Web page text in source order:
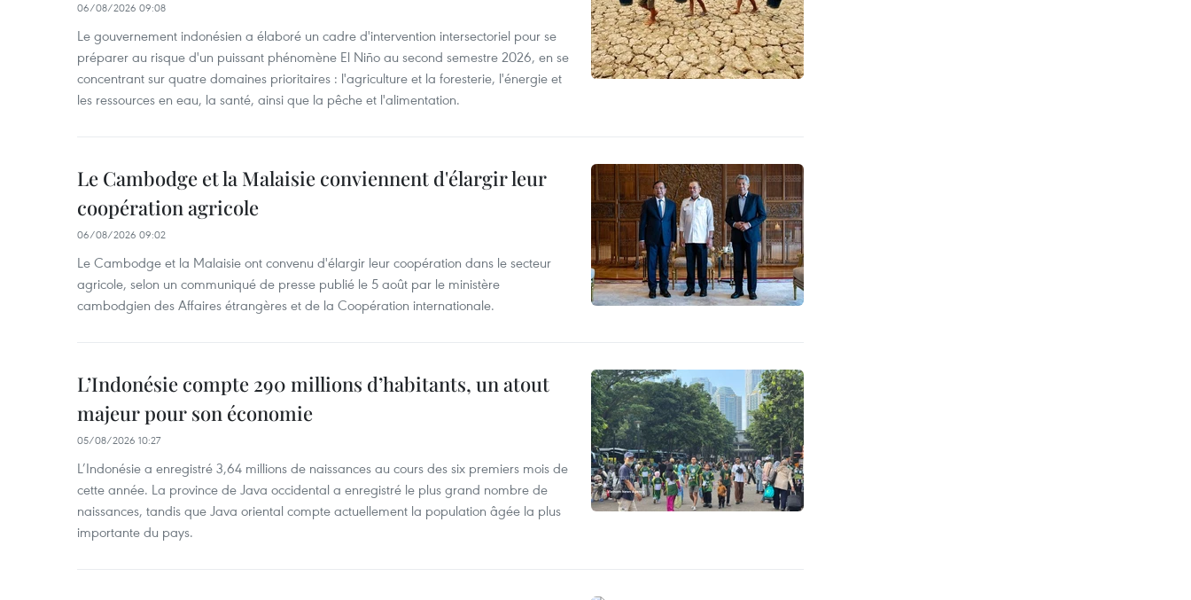
06/08/2026 09:08
Le gouvernement indonésien a élaboré un cadre d'intervention intersectoriel pour se
préparer au risque d'un puissant phénomène El Niño au second semestre 2026, en se
concentrant sur quatre domaines prioritaires : l'agriculture et la foresterie, l'énergie et
les ressources en eau, la santé, ainsi que la pêche et l'alimentation.
Le Cambodge et la Malaisie conviennent d'élargir leur
coopération agricole
06/08/2026 09:02
Le Cambodge et la Malaisie ont convenu d'élargir leur coopération dans le secteur
agricole, selon un communiqué de presse publié le 5 août par le ministère
cambodgien des Affaires étrangères et de la Coopération internationale.
L’Indonésie compte 290 millions d’habitants, un atout
majeur pour son économie
05/08/2026 10:27
L’Indonésie a enregistré 3,64 millions de naissances au cours des six premiers mois de
cette année. La province de Java occidental a enregistré le plus grand nombre de
naissances, tandis que Java oriental compte actuellement la population âgée la plus
importante du pays.